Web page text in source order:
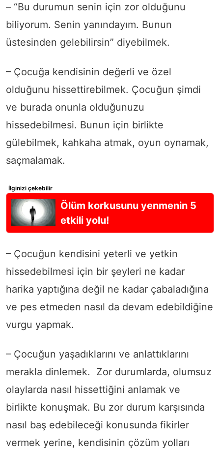
– “Bu durumun senin için zor olduğunu
biliyorum. Senin yanındayım. Bunun
üstesinden gelebilirsin” diyebilmek.
– Çocuğa kendisinin değerli ve özel
olduğunu hissettirebilmek. Çocuğun şimdi
ve burada onunla olduğunuzu
hissedebilmesi. Bunun için birlikte
gülebilmek, kahkaha atmak, oyun oynamak,
saçmalamak.
İlginizi çekebilir
Ölüm korkusunu yenmenin 5
etkili yolu!
– Çocuğun kendisini yeterli ve yetkin
hissedebilmesi için bir şeyleri ne kadar
harika yaptığına değil ne kadar çabaladığına
ve pes etmeden nasıl da devam edebildiğine
vurgu yapmak.
– Çocuğun yaşadıklarını ve anlattıklarını
merakla dinlemek. Zor durumlarda, olumsuz
olaylarda nasıl hissettiğini anlamak ve
birlikte konuşmak. Bu zor durum karşısında
nasıl baş edebileceği konusunda fikirler
vermek yerine, kendisinin çözüm yolları